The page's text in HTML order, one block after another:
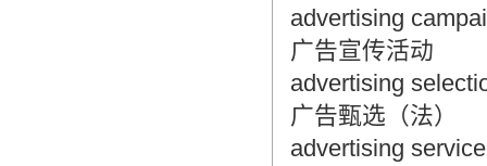
advertising
广告宣传活动
advertising
广告甄选（法）
advertising service